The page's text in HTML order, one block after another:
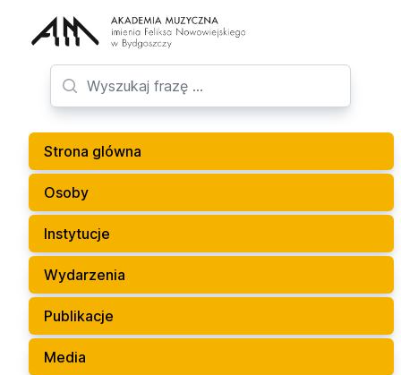
Strona glówna
Osoby
Instytucje
Wydarzenia
Publikacje
Media